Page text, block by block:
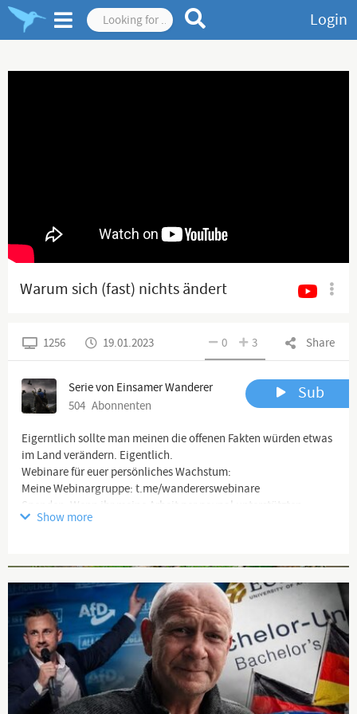
Login
Warum sich (fast) nichts ändert
Share
0 3
1256 19.01.2023
Serie von Einsamer Wanderer
504 Abonnenten
Sub
Eigerntlich sollte man meinen die offenen Fakten würden etwas
im Land verändern. Eigentlich.
Webinare für euer persönliches Wachstum:
Meine Webinargruppe: t.me/wandererswebinare
Spenden: Wenn ihr meine Arbeit per paypal unterstützten
möchtet, freue ich mich sehr. Spendenadresse:
Telegram: t.me/einsamerwanderer
Chat-Gruppe:https://t.me/dasWolfsrudel
Website:www.einsamer-wanderer.net
Email: der-einsame-wanderer@gmx.de
Mein Lyrik- und Kulturprojekt
Lyrik-Gruppe:
https://t.me/VolkesSeele
Chat-Gruppe:https://t.me/dasWolfsrudel
Lyrikkanal Volkes Seele youtube:
https://www.youtube.com/channel/UCqaifRi1ojre...Lyrikkanal
Show more